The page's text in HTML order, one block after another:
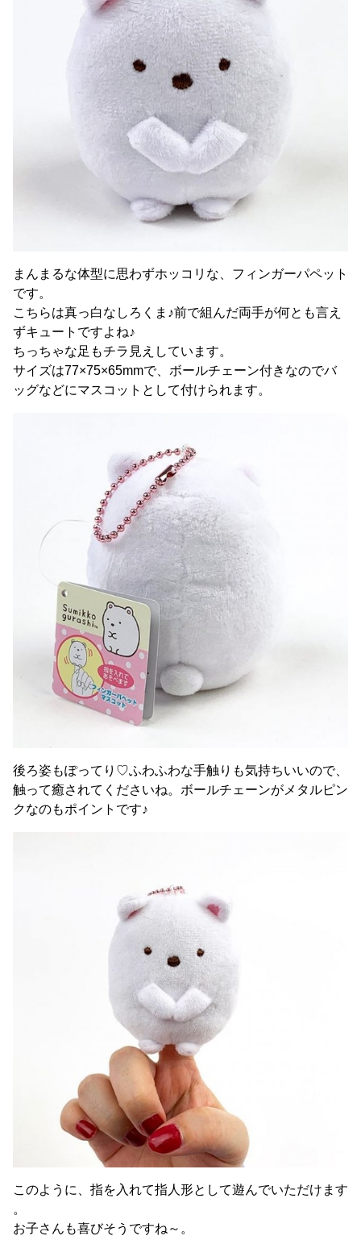
まんまるな体型に思わずホッコリな、フィンガーパペット
です。
こちらは真っ白なしろくま♪前で組んだ両手が何とも言え
ずキュートですよね♪
ちっちゃな足もチラ見えしています。
サイズは77×75×65mmで、ボールチェーン付きなのでバ
ッグなどにマスコットとして付けられます。
後ろ姿もぽってり♡ふわふわな手触りも気持ちいいので、
触って癒されてくださいね。ボールチェーンがメタルピン
クなのもポイントです♪
このように、指を入れて指人形として遊んでいただけます
。
お子さんも喜びそうですね～。